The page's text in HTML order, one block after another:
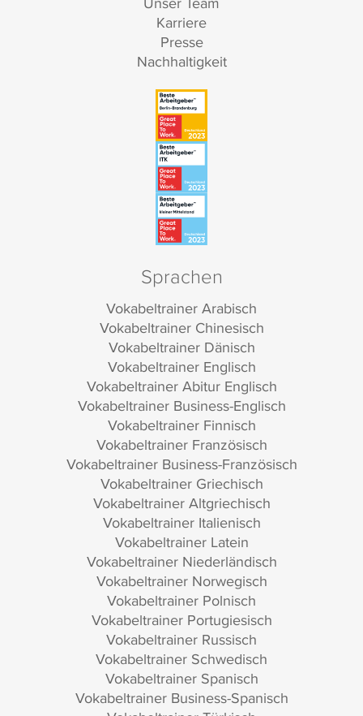
Karriere
Presse
Nachhaltigkeit
Sprachen
Vokabeltrainer Arabisch
Vokabeltrainer Chinesisch
Vokabeltrainer Dänisch
Vokabeltrainer Englisch
Vokabeltrainer Abitur Englisch
Vokabeltrainer Business-Englisch
Vokabeltrainer Finnisch
Vokabeltrainer Französisch
Vokabeltrainer Business-Französisch
Vokabeltrainer Griechisch
Vokabeltrainer Altgriechisch
Vokabeltrainer Italienisch
Vokabeltrainer Latein
Vokabeltrainer Niederländisch
Vokabeltrainer Norwegisch
Vokabeltrainer Polnisch
Vokabeltrainer Portugiesisch
Vokabeltrainer Russisch
Vokabeltrainer Schwedisch
Vokabeltrainer Spanisch
Vokabeltrainer Business-Spanisch